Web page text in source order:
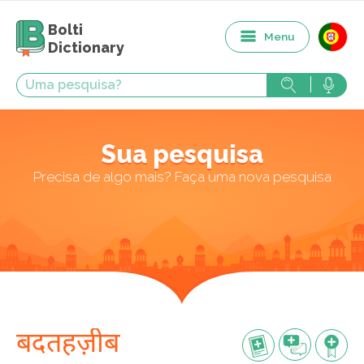
Bolti
Dictionary
Menu
Sua pesquisa
Precisa de algo mais? Faça uma nova pesquisa
बदतहज़ीब